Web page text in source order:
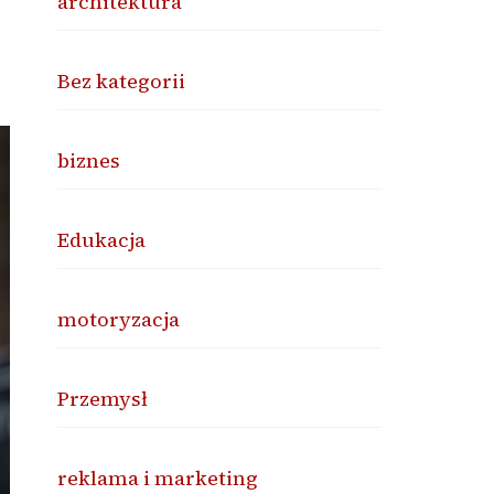
Bez kategorii
biznes
Edukacja
motoryzacja
Przemysł
reklama i marketing